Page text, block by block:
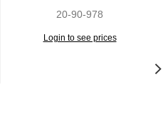
20-90-978
Login to see prices